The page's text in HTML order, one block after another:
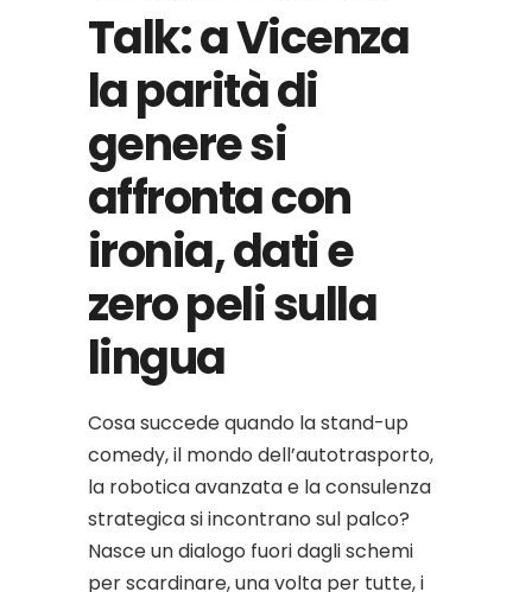
Talk: a Vicenza
la parità di
genere si
affronta con
ironia, dati e
zero peli sulla
lingua
Cosa succede quando la stand-up
comedy, il mondo dell’autotrasporto,
la robotica avanzata e la consulenza
strategica si incontrano sul palco?
Nasce un dialogo fuori dagli schemi
per scardinare, una volta per tutte, i